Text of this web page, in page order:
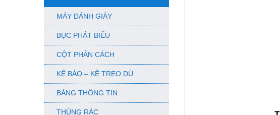
MÁY ĐÁNH GIÀY
BỤC PHÁT BIỂU
CỘT PHÂN CÁCH
KỆ BÁO – KỆ TREO DÙ
BẢNG THÔNG TIN
THÙNG RÁC